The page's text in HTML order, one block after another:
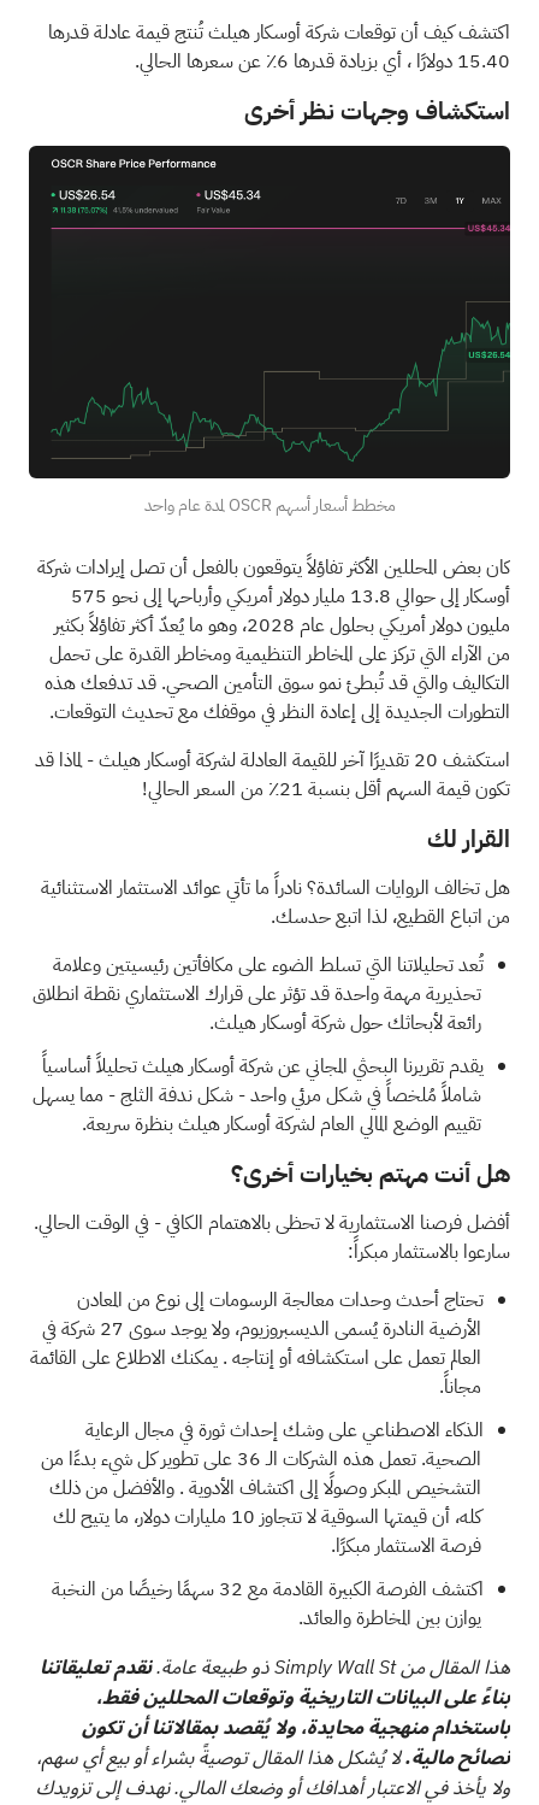
اكتشف كيف أن توقعات شركة أوسكار هيلث تُنتج قيمة عادلة قدرها
15.40 دولارًا
، أي بزيادة قدرها 6٪ عن سعرها الحالي.
استكشاف وجهات نظر أخرى
مخطط أسعار أسهم OSCR لمدة عام واحد
كان بعض المحللين الأكثر تفاؤلاً يتوقعون بالفعل أن تصل إيرادات شركة
أوسكار إلى حوالي 13.8 مليار دولار أمريكي وأرباحها إلى نحو 575
مليون دولار أمريكي بحلول عام 2028، وهو ما يُعدّ أكثر تفاؤلاً بكثير
من الآراء التي تركز على المخاطر التنظيمية ومخاطر القدرة على تحمل
التكاليف والتي قد تُبطئ نمو سوق التأمين الصحي. قد تدفعك هذه
التطورات الجديدة إلى إعادة النظر في موقفك مع تحديث التوقعات.
استكشف 20 تقديرًا آخر للقيمة العادلة لشركة أوسكار هيلث
- لماذا قد
تكون قيمة السهم أقل بنسبة 21٪ من السعر الحالي!
القرار لك
هل تخالف الروايات السائدة؟ نادراً ما تأتي عوائد الاستثمار الاستثنائية
من اتباع القطيع، لذا اتبع حدسك.
تُعد تحليلاتنا التي تسلط الضوء على مكافأتين رئيسيتين وعلامة
تحذيرية مهمة واحدةقد تؤثر على قرارك الاستثماري نقطة انطلاق
رائعة لأبحاثك حول شركة أوسكار هيلث.
يقدم تقريرنا البحثي المجاني عن شركة أوسكار هيلثتحليلاً أساسياً
شاملاً مُلخصاً في شكل مرئي واحد - شكل ندفة الثلج - مما يسهل
تقييم الوضع المالي العام لشركة أوسكار هيلث بنظرة سريعة.
هل أنت مهتم بخيارات أخرى؟
أفضل فرصنا الاستثمارية لا تحظى بالاهتمام الكافي - في الوقت الحالي.
سارعوا بالاستثمار مبكراً:
تحتاج أحدث وحدات معالجة الرسومات إلى نوع من المعادن
الأرضية النادرة يُسمى الديسبروزيوم، ولا يوجد سوى
27 شركة في
العالم تعمل على استكشافه أو إنتاجه. يمكنك الاطلاع على القائمة
مجاناً.
الذكاء الاصطناعي على وشك إحداث ثورة في مجال الرعاية
الصحية.
تعمل هذه الشركات الـ 36 على تطوير كل شيء بدءًا من
التشخيص المبكر وصولًا إلى اكتشاف الأدوية. والأفضل من ذلك
كله، أن قيمتها السوقية لا تتجاوز 10 مليارات دولار، ما يتيح لك
فرصة الاستثمار مبكرًا.
اكتشف الفرصة الكبيرة القادمة مع 32 سهمًا رخيصًا من النخبة
يوازن بين المخاطرة والعائد.
هذا المقال من Simply Wall St ذو طبيعة عامة.
نقدم تعليقاتنا
بناءً على البيانات التاريخية وتوقعات المحللين فقط،
باستخدام منهجية محايدة، ولا يُقصد بمقالاتنا أن تكون
نصائح مالية.لا يُشكل هذا المقال توصيةً بشراء أو بيع أي سهم،
ولا يأخذ في الاعتبار أهدافك أو وضعك المالي. نهدف إلى تزويدك